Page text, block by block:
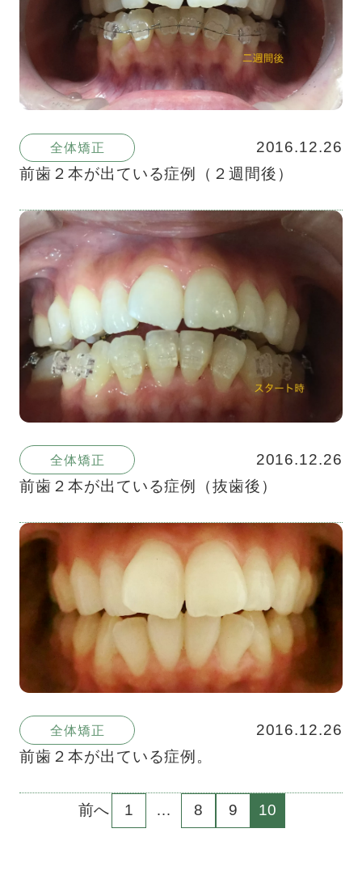
全体矯正
2016.12.26
前歯２本が出ている症例（２週間後）
全体矯正
2016.12.26
前歯２本が出ている症例（抜歯後）
全体矯正
2016.12.26
前歯２本が出ている症例。
前へ 1 … 8 9 10